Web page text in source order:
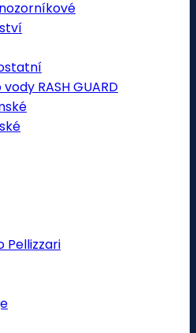
RASH GUARD
Pellizzari